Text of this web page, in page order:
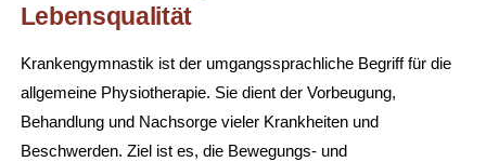
Lebensqualität
Krankengymnastik ist der umgangssprachliche Begriff für die
allgemeine Physiotherapie. Sie dient der Vorbeugung,
Behandlung und Nachsorge vieler Krankheiten und
Beschwerden. Ziel ist es, die Bewegungs- und